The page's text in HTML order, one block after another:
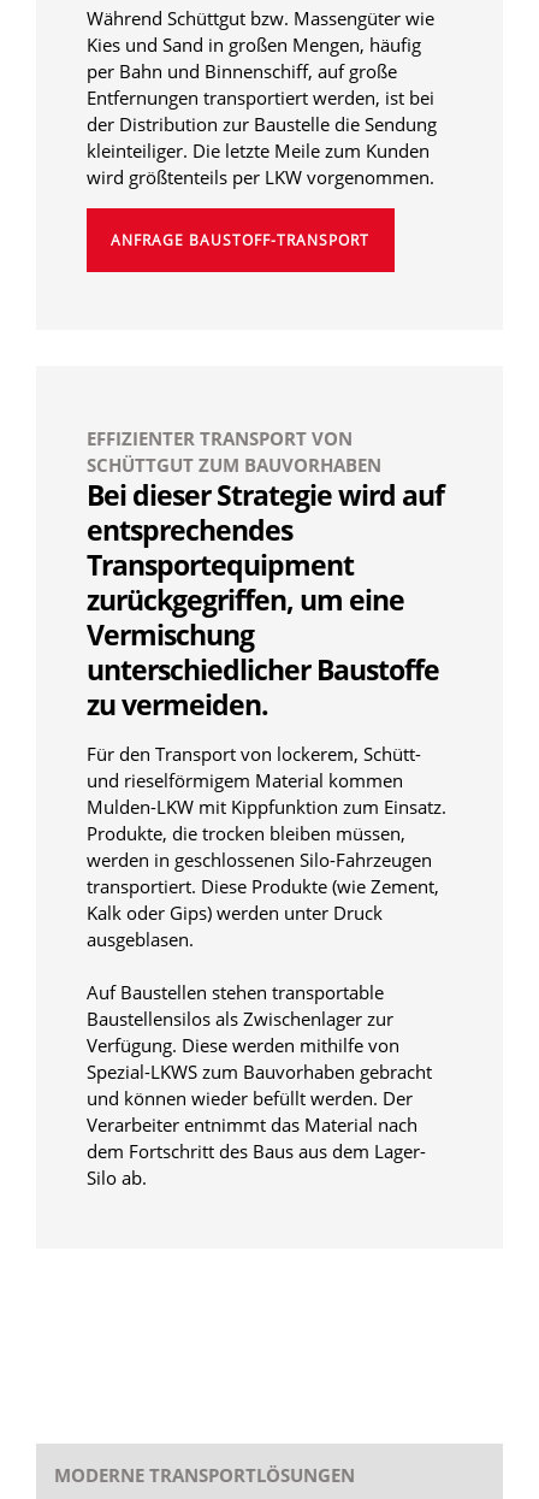
Während Schüttgut bzw. Massengüter wie
Kies und Sand in großen Mengen, häufig
per Bahn und Binnenschiff, auf große
Entfernungen transportiert werden, ist bei
der Distribution zur Baustelle die Sendung
kleinteiliger. Die letzte Meile zum Kunden
wird größtenteils per LKW vorgenommen.
ANFRAGE BAUSTOFF-TRANSPORT
EFFIZIENTER TRANSPORT VON
SCHÜTTGUT ZUM BAUVORHABEN
Bei dieser Strategie wird auf
entsprechendes
Transportequipment
zurückgegriffen, um eine
Vermischung
unterschiedlicher Baustoffe
zu vermeiden.
Für den Transport von lockerem, Schütt-
und rieselförmigem Material kommen
Mulden-LKW mit Kippfunktion zum Einsatz.
Produkte, die trocken bleiben müssen,
werden in geschlossenen Silo-Fahrzeugen
transportiert. Diese Produkte (wie Zement,
Kalk oder Gips) werden unter Druck
ausgeblasen.
Auf Baustellen stehen transportable
Baustellensilos als Zwischenlager zur
Verfügung. Diese werden mithilfe von
Spezial-LKWS zum Bauvorhaben gebracht
und können wieder befüllt werden. Der
Verarbeiter entnimmt das Material nach
dem Fortschritt des Baus aus dem Lager-
Silo ab.
MODERNE TRANSPORTLÖSUNGEN